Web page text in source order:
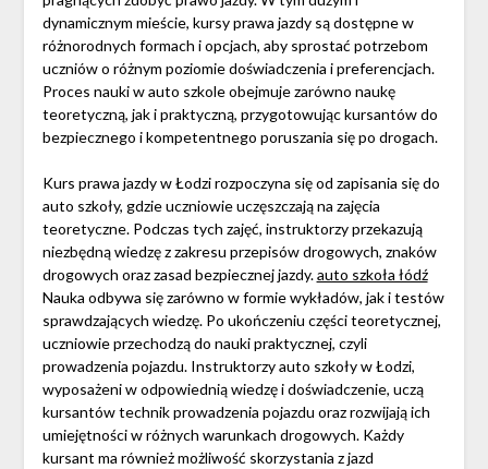
dynamicznym mieście, kursy prawa jazdy są dostępne w
różnorodnych formach i opcjach, aby sprostać potrzebom
uczniów o różnym poziomie doświadczenia i preferencjach.
Proces nauki w auto szkole obejmuje zarówno naukę
teoretyczną, jak i praktyczną, przygotowując kursantów do
bezpiecznego i kompetentnego poruszania się po drogach.
Kurs prawa jazdy w Łodzi rozpoczyna się od zapisania się do
auto szkoły, gdzie uczniowie uczęszczają na zajęcia
teoretyczne. Podczas tych zajęć, instruktorzy przekazują
niezbędną wiedzę z zakresu przepisów drogowych, znaków
drogowych oraz zasad bezpiecznej jazdy.auto szkoła łódź
Nauka odbywa się zarówno w formie wykładów, jak i testów
sprawdzających wiedzę. Po ukończeniu części teoretycznej,
uczniowie przechodzą do nauki praktycznej, czyli
prowadzenia pojazdu. Instruktorzy auto szkoły w Łodzi,
wyposażeni w odpowiednią wiedzę i doświadczenie, uczą
kursantów technik prowadzenia pojazdu oraz rozwijają ich
umiejętności w różnych warunkach drogowych. Każdy
kursant ma również możliwość skorzystania z jazd